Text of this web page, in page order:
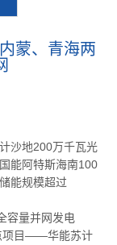
蒙、青海两
沙地200万千瓦光
能阿特斯海南100
能规模超过
容量并网发电
项目——华能苏计